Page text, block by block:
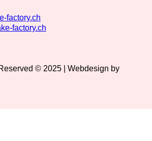
factory.ch
factory.ch
© 2025 | Webdesign by